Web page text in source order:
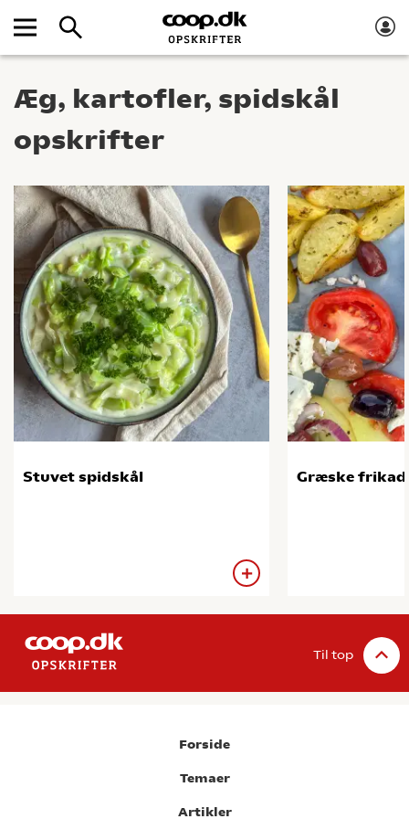
Æg, kartofler, spidskål
opskrifter
Stuvet spidskål Græske
Til top
Forside
Temaer
Artikler